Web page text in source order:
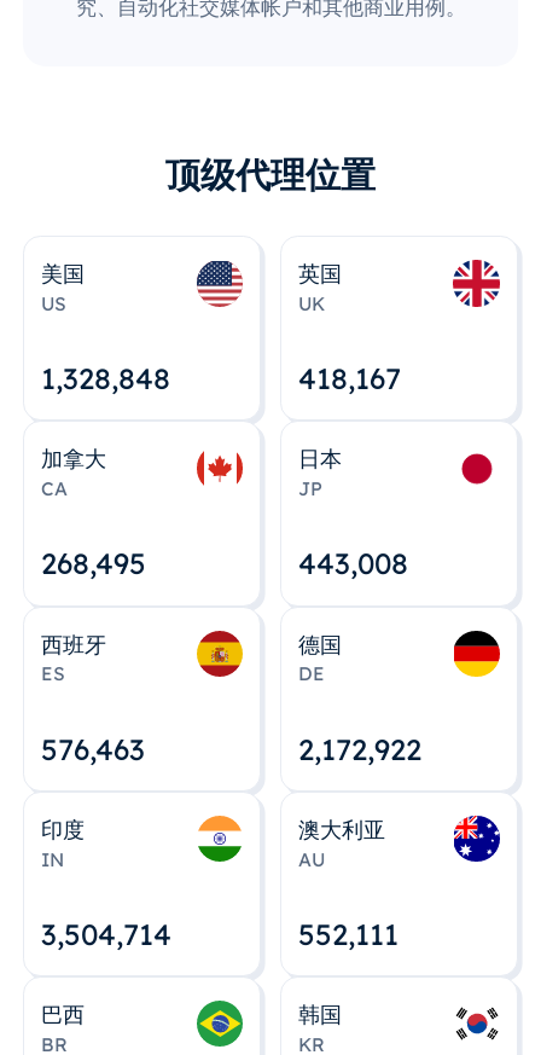
究、自动化社交媒体帐户和其他商业用例。
顶级代理位置
美国
US
1,328,848
英国
UK
418,167
加拿大
CA
268,495
日本
JP
443,008
西班牙
ES
576,463
德国
DE
2,172,922
印度
IN
3,504,715
澳大利亚
AU
552,112
巴西
BR
韩国
KR